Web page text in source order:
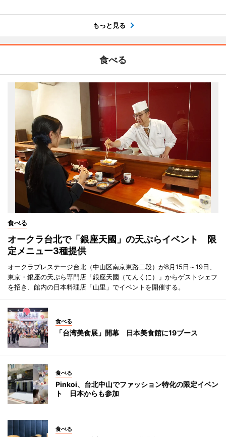
もっと見る
食べる
食べる
オークラ台北で「銀座天國」の天ぷらイベント 限
定メニュー3種提供
オークラプレステージ台北（中山区南京東路二段）が8月15日～19日、
東京・銀座の天ぷら専門店「銀座天國（てんくに）」からゲストシェフ
を招き、館内の日本料理店「山里」でイベントを開催する。
食べる
「台湾美食展」開幕 日本美食館に19ブース
食べる
Pinkoi、台北中山でファッション特化の限定イベン
ト 日本からも参加
食べる